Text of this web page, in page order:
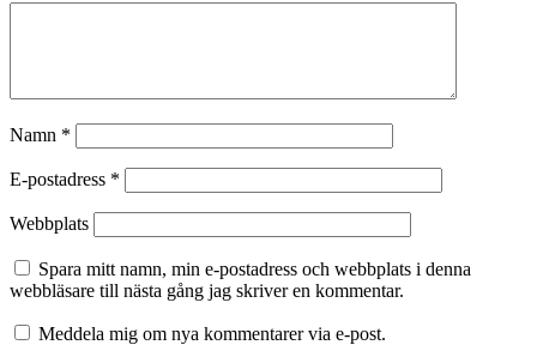
Namn *
E-postadress *
Webbplats
Spara mitt namn, min e-postadress och webbplats i denna
webbläsare till nästa gång jag skriver en kommentar.
Meddela mig om nya kommentarer via e-post.